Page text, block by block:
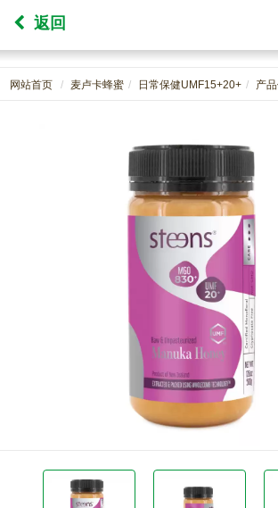
返回
网站首页 麦卢卡蜂蜜 日常保健UMF15+20+ 产